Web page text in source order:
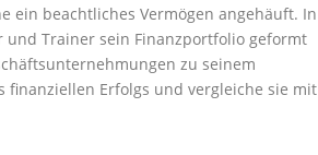
ein beachtliches Vermögen angehäuft. In
und Trainer sein Finanzportfolio geformt
zu seinem
finanziellen Erfolgs und vergleiche sie mit